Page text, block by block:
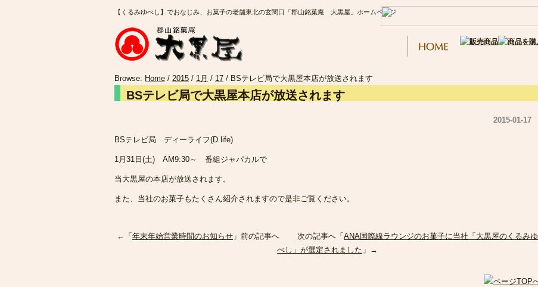
【くるみゆべし】でおなじみ、お菓子の老舗東北の玄関口「郡山銘菓庵 大黒屋」ホームページ
Browse: Home / 2015 / 1月 / 17 / BSテレビ局で大黒屋本店が放送されます
BSテレビ局で大黒屋本店が放送されます
2015-01-17
BSテレビ局 ディーライフ(D life)
1月31日(土) AM9:30～ 番組ジャパカルで
当大黒屋の本店が放送されます。
また、当社のお菓子もたくさん紹介されますので是非ご覧ください。
←「 年末年始営業時間のお知らせ 」前の記事へ 次の記事へ「 ANA国際線ラウンジのお菓子に当社「大黒屋のくるみゆ
べし」が選定されました 」→